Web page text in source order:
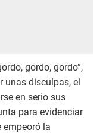
gordo, gordo”,
unas disculpas, el
en serio sus
para evidenciar
empeoró la